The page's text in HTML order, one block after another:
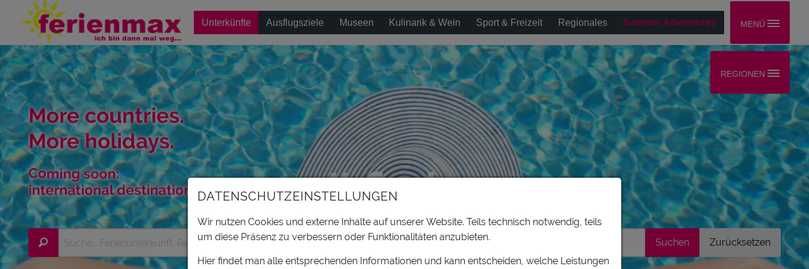
Unterkünfte Ausflugsziele Museen Kulinarik & Wein Sport & Freizeit Regionales Summer Adventures
REGIONEN
MENÜ
# ferien
DATENSCHUTZEINSTELLUNGEN
Wir nutzen Cookies und externe Inhalte auf unserer Website. Teils technisch notwendig, teils
um diese Präsenz zu verbessern oder Funktionalitäten anzubieten.
Hier findet man alle entsprechenden Informationen und kann entscheiden, welche Leistungen